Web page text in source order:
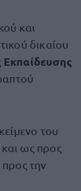
και
δικαίου
Εκπαίδευσης
του
και ως προς
την